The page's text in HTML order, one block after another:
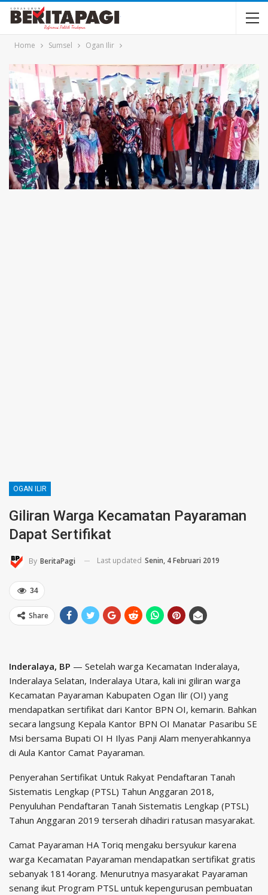
Home Sumsel Ogan Ilir
OGAN ILIR
Giliran Warga Kecamatan Payaraman
Dapat Sertifikat
By BeritaPagi Last updated Senin, 4 Februari 2019
34
Share
Inderalaya, BP — Setelah warga Kecamatan Inderalaya,
Inderalaya Selatan, Inderalaya Utara, kali ini giliran warga
Kecamatan Payaraman Kabupaten Ogan Ilir (OI) yang
mendapatkan sertifikat dari Kantor BPN OI, kemarin. Bahkan
secara langsung Kepala Kantor BPN OI Manatar Pasaribu SE
Msi bersama Bupati OI H Ilyas Panji Alam menyerahkannya
di Aula Kantor Camat Payaraman.
Penyerahan Sertifikat Untuk Rakyat Pendaftaran Tanah
Sistematis Lengkap (PTSL) Tahun Anggaran 2018,
Penyuluhan Pendaftaran Tanah Sistematis Lengkap (PTSL)
Tahun Anggaran 2019 terserah dihadiri ratusan masyarakat.
Camat Payaraman HA Toriq mengaku bersyukur karena
warga Kecamatan Payaraman mendapatkan sertifikat gratis
sebanyak 1814orang. Menurutnya masyarakat Payaraman
senang ikut Program PTSL untuk kepengurusan pembuatan